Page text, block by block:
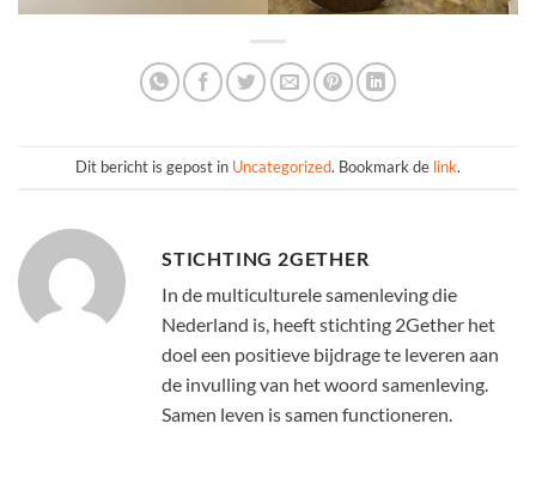
Dit bericht is gepost in Uncategorized. Bookmark de link.
STICHTING 2GETHER
In de multiculturele samenleving die
Nederland is, heeft stichting 2Gether het
doel een positieve bijdrage te leveren aan
de invulling van het woord samenleving.
Samen leven is samen functioneren.